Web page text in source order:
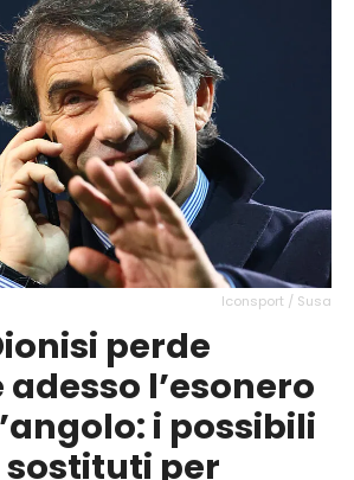
Iconsport / Susa
perde
l’esonero
i possibili
sostituti per